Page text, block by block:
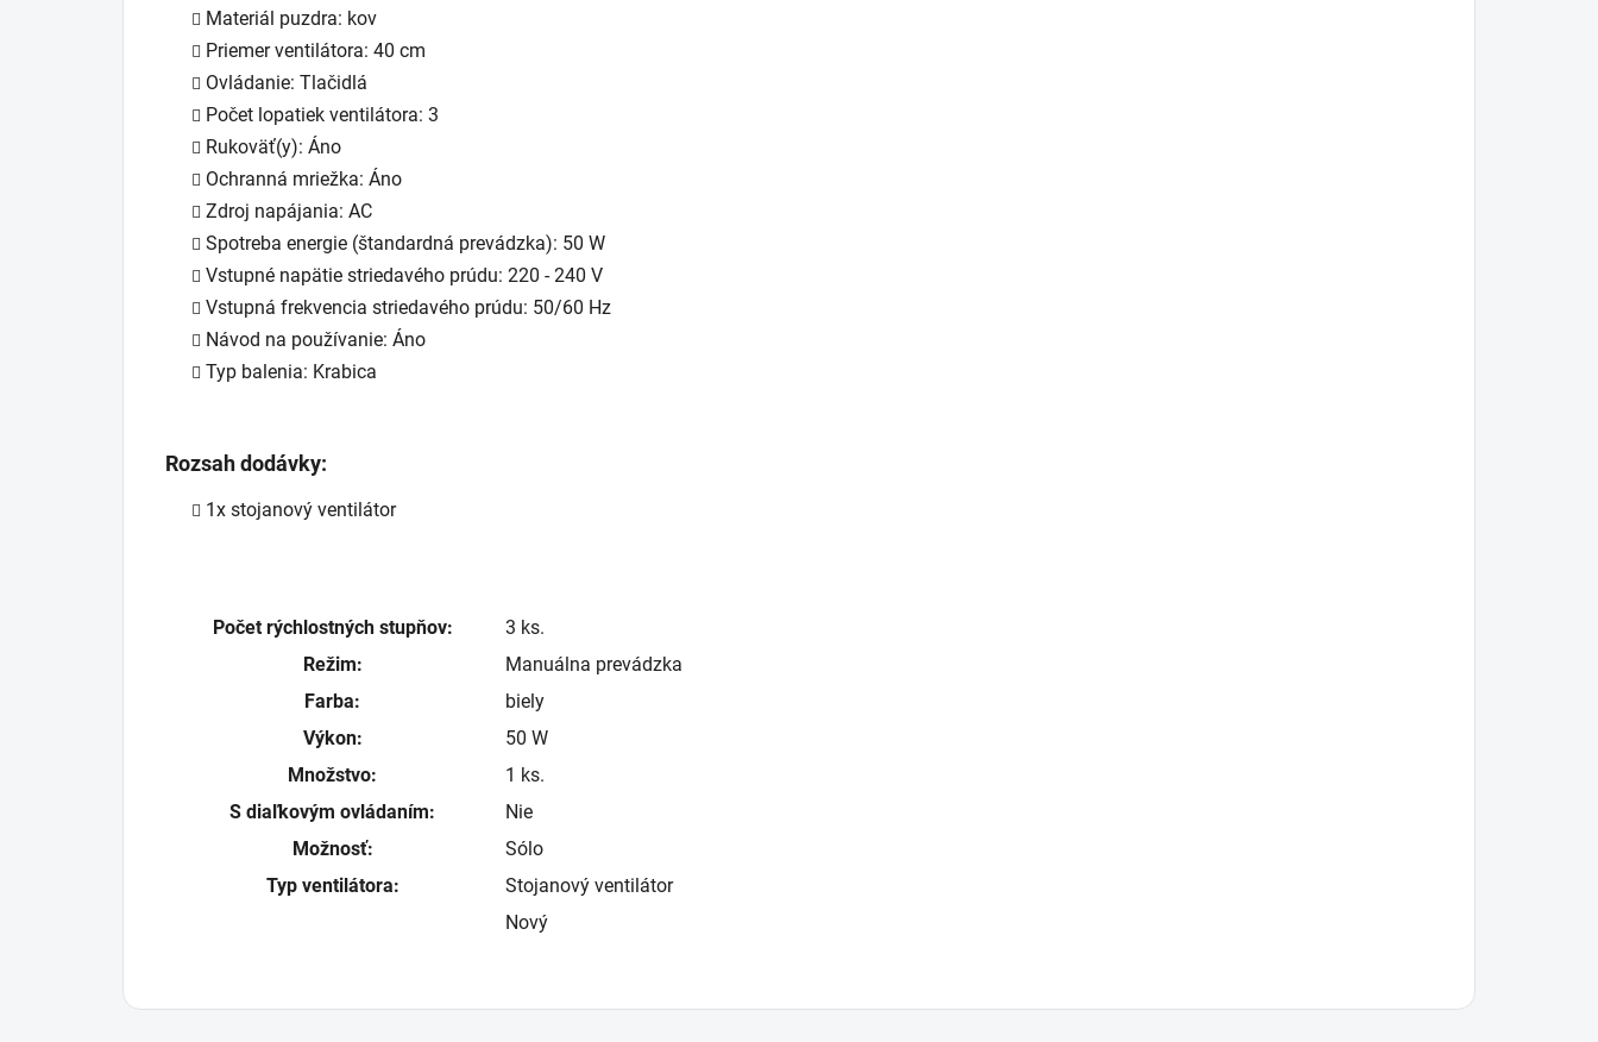
Materiál puzdra: kov
Priemer ventilátora: 40 cm
Ovládanie: Tlačidlá
Počet lopatiek ventilátora: 3
Rukoväť(y): Áno
Ochranná mriežka: Áno
Zdroj napájania: AC
Spotreba energie (štandardná prevádzka): 50 W
Vstupné napätie striedavého prúdu: 220 - 240 V
Vstupná frekvencia striedavého prúdu: 50/60 Hz
Návod na používanie: Áno
Typ balenia: Krabica
Rozsah dodávky:
1x stojanový ventilátor
Počet rýchlostných stupňov:
3 ks.
Režim:
Manuálna prevádzka
Farba:
biely
Výkon:
50 W
Množstvo:
1 ks.
S diaľkovým ovládaním:
Nie
Možnosť:
Sólo
Typ ventilátora:
Stojanový ventilátor
Nový